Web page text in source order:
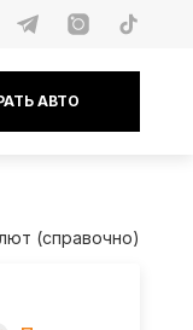
АВТО
(справочно)